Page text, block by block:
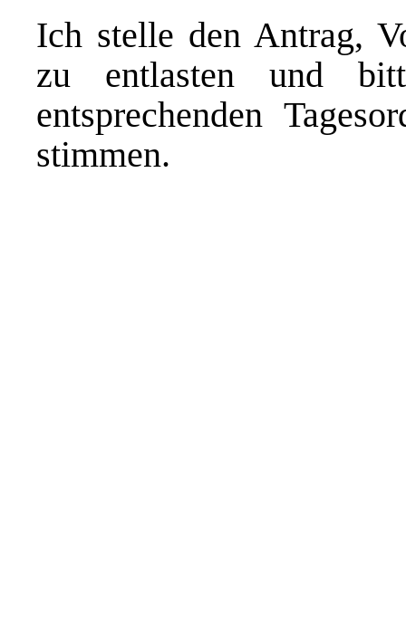
Ich stelle den Antrag,
zu entlasten und
entsprechenden
stimmen.